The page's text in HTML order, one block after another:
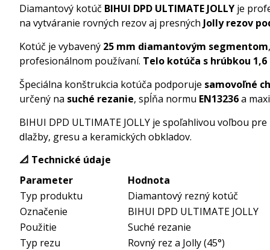
Diamantový kotúč BIHUI DPD ULTIMATE JOLLY je
na vytváranie rovných rezov aj presných Jolly rezov
Kotúč je vybavený 25 mm diamantovým segmentom
profesionálnom používaní. Telo kotúča s hrúbkou
Špeciálna konštrukcia kotúča podporuje samovoľné
určený na suché rezanie, spĺňa normu EN13236a
BIHUI DPD ULTIMATE JOLLY je spoľahlivou voľbou
dlažby, gresu a keramických obkladov.
📐 Technické údaje
Parameter
Hodnota
Typ produktu
Diamantový rezný kotúč
Označenie
BIHUI DPD ULTIMATE JOLLY
Použitie
Suché rezanie
Typ rezu
Rovný rez a Jolly (45°)